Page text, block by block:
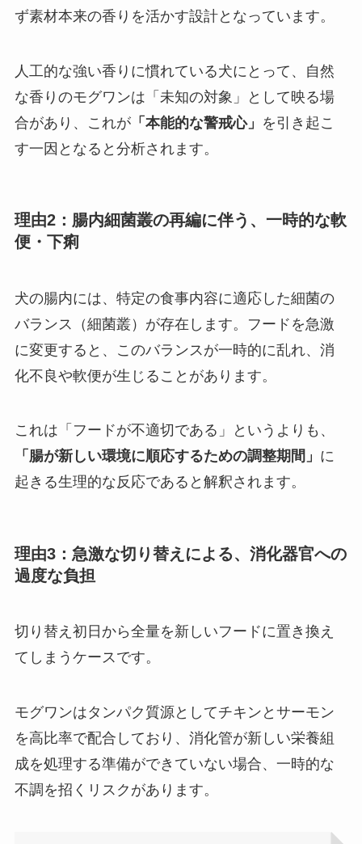
ず素材本来の香りを活かす設計となっています。
人工的な強い香りに慣れている犬にとって、自然
な香りのモグワンは「未知の対象」として映る場
合があり、これが「本能的な警戒心」 を引き起こ
す一因となると分析されます。
理由2：腸内細菌叢の再編に伴う、一時的な軟
便・下痢
犬の腸内には、特定の食事内容に適応した細菌の
バランス（細菌叢）が存在します。フードを急激
に変更すると、このバランスが一時的に乱れ、消
化不良や軟便が生じることがあります。
これは「フードが不適切である」というよりも、
「腸が新しい環境に順応するための調整期間」 に
起きる生理的な反応であると解釈されます。
理由3：急激な切り替えによる、消化器官への
過度な負担
切り替え初日から全量を新しいフードに置き換え
てしまうケースです。
モグワンはタンパク質源としてチキンとサーモン
を高比率で配合しており、消化管が新しい栄養組
成を処理する準備ができていない場合、一時的な
不調を招くリスクがあります。